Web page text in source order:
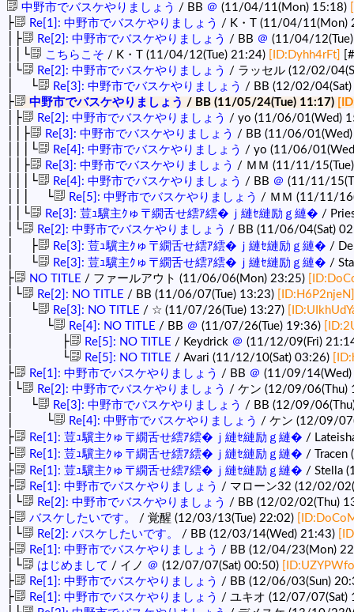
中野市でバスケやりましょう / BB ＠ (11/04/11(Mon) 15:18)
├ Re[1]: 中野市でバスケやりましょう / K・T (11/04/11(Mon)
│├ Re[2]: 中野市でバスケやりましょう / BB ＠ (11/04/
││└ こちらこそ / K・T (11/04/12(Tue) 21:24) [ID:Dyhh4rFt]
│└ Re[2]: 中野市でバスケやりましょう / ラッセル (12/02/
│ └ Re[3]: 中野市でバスケやりましょう / BB (12/02/
├ 中野市でバスケやりましょう / BB (11/05/24(Tue) 11:17)
│├ Re[2]: 中野市でバスケやりましょう / yo (11/06/01(Wed)
││├ Re[3]: 中野市でバスケやりましょう / BB (11/06/
│││└ Re[4]: 中野市でバスケやりましょう / yo (11/06/
││├ Re[3]: 中野市でバスケやりましょう / ＭＭ (11/11/
│││└ Re[4]: 中野市でバスケやりましょう / BB ＠ (11/11/
│││ └ Re[5]: 中野市でバスケやりましょう / ＭＭ (11/11/
││└ Re[3]: 荳ｭ驥主ｸゅ〒繝舌せ繧ｱ繧�ｊ縺ｾ縺励ｇ縺� /
│└ Re[2]: 中野市でバスケやりましょう / BB (11/06/04(Sat)
│ ├ Re[3]: 荳ｭ驥主ｸゅ〒繝舌せ繧ｱ繧�ｊ縺ｾ縺励ｇ縺� /
│ └ Re[3]: 荳ｭ驥主ｸゅ〒繝舌せ繧ｱ繧�ｊ縺ｾ縺励ｇ縺� /
├ NO TITLE / ファールアウト (11/06/06(Mon) 23:25)
│└ Re[2]: NO TITLE / BB (11/06/07(Tue) 13:23) [ID:H6P2njeN]
│ └ Re[3]: NO TITLE / ☆ (11/07/26(Tue) 13:27)
│ └ Re[4]: NO TITLE / BB ＠ (11/07/26(Tue) 19:36)
│ ├ Re[5]: NO TITLE / Keydrick ＠ (11/12/09(Fri)
│ └ Re[5]: NO TITLE / Avari (11/12/10(Sat) 03:26)
├ Re[1]: 中野市でバスケやりましょう / BB ＠ (11/09/
│└ Re[2]: 中野市でバスケやりましょう / ケン (12/09/06(Thu)
│ └ Re[3]: 中野市でバスケやりましょう / BB (12/09/
│ └ Re[4]: 中野市でバスケやりましょう / ケン (12/09/
├ Re[1]: 荳ｭ驥主ｸゅ〒繝舌せ繧ｱ繧�ｊ縺ｾ縺励ｇ縺� /
├ Re[1]: 荳ｭ驥主ｸゅ〒繝舌せ繧ｱ繧�ｊ縺ｾ縺励ｇ縺� /
├ Re[1]: 荳ｭ驥主ｸゅ〒繝舌せ繧ｱ繧�ｊ縺ｾ縺励ｇ縺� / Stella
├ Re[1]: 中野市でバスケやりましょう / マローン32 (12/02/
│└ Re[2]: 中野市でバスケやりましょう / BB (12/02/02(Thu)
├ バスケしたいです。 / 覚醒 (12/03/13(Tue) 22:02)
│└ Re[2]: バスケしたいです。 / BB (12/03/14(Wed) 21:43)
├ Re[1]: 中野市でバスケやりましょう / BB (12/04/23(Mon)
│└ はじめまして / イノ ＠ (12/07/07(Sat) 00:50)
├ Re[1]: 中野市でバスケやりましょう / BB (12/06/03(Sun)
├ Re[1]: 中野市でバスケやりましょう / ユキオ (12/07/07(Sat)